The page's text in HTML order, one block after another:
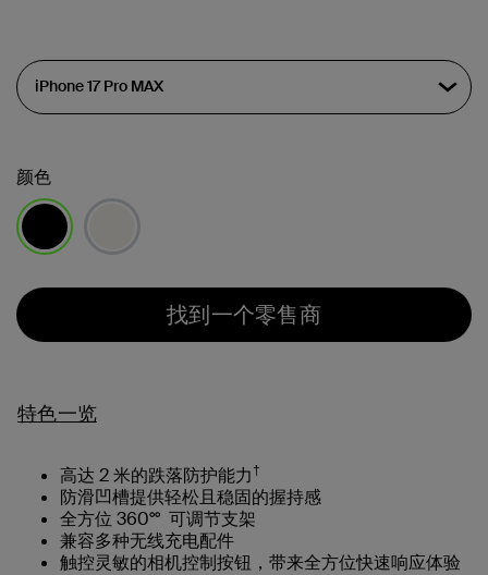
颜色
找到一个零售商
特色一览
高达 2 米的跌落防护能力†
防滑凹槽提供轻松且稳固的握持感
全方位 360°° 可调节支架
兼容多种无线充电配件
触控灵敏的相机控制按钮，带来全方位快速响应体验